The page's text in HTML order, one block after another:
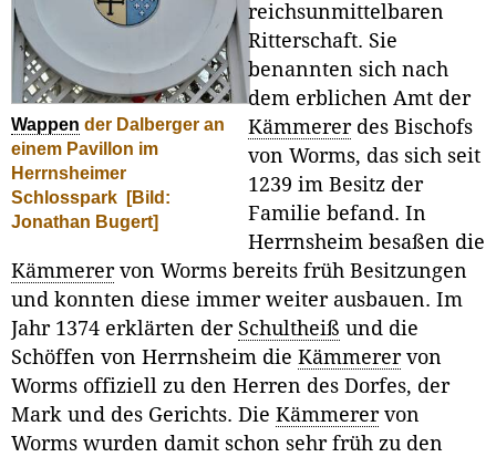
Wappen der Dalberger an
einem Pavillon im
Herrnsheimer
Schlosspark
[Bild:
Jonathan Bugert]
reichsunmittelbaren
Ritterschaft. Sie
benannten sich nach
dem erblichen Amt der
Kämmererdes Bischofs
von Worms, das sich seit
1239 im Besitz der
Familie befand. In
Herrnsheim besaßen die
Kämmerervon Worms bereits früh Besitzungen
und konnten diese immer weiter ausbauen. Im
Jahr 1374 erklärten der Schultheiß und die
Schöffen von Herrnsheim die Kämmerervon
Worms offiziell zu den Herren des Dorfes, der
Mark und des Gerichts. Die Kämmerervon
Worms wurden damit schon sehr früh zu den